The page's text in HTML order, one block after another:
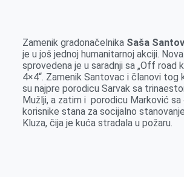
b
o
o
k
e
n
g
e
r
e
d
I
n
r
s
A
p
p
Zamenik gradonačelnika Saša
je u još jednoj humanitarnoj akciji.
sprovedena je u saradnji sa „Off road
4×4“. Zamenik Santovac i članovi
su najpre porodicu Sarvak sa
Mužlji, a zatim i porodicu Marković sa
korisnike stana za socijalno
Kluza, čija je kuća stradala u požaru.